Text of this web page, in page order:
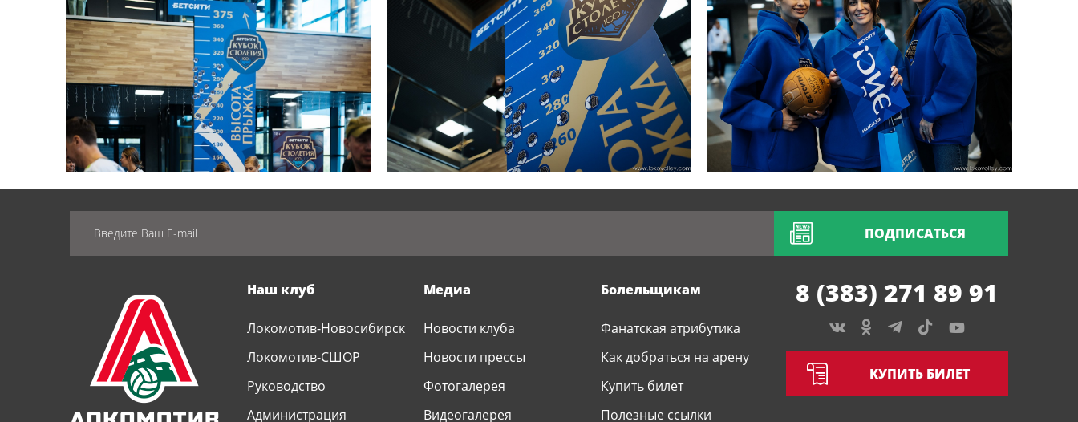
ПОДПИСАТЬСЯ
Наш клуб
Локомотив-Новосибирск
Локомотив-СШОР
Руководство
Администрация
Медиа
Новости клуба
Новости прессы
Фотогалерея
Видеогалерея
Болельщикам
Фанатская атрибутика
Как добраться на арену
Купить билет
Полезные ссылки
8 (383) 271 89 91
КУПИТЬ БИЛЕТ